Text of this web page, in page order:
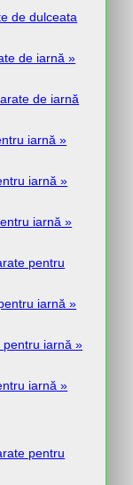
de dulceata
de iarnă »
de iarnă
iarnă »
iarnă »
iarnă »
pentru
iarnă »
iarnă »
iarnă »
pentru